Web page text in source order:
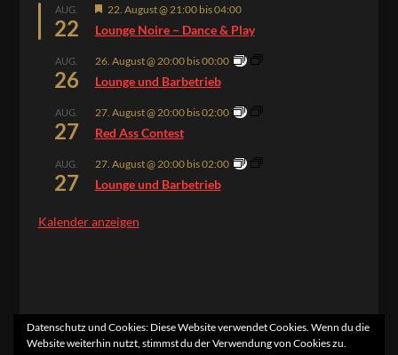
AUG.
22
Hervorgehoben
22. August @ 21:00bis04:00
Lounge Noire – Dance & Play
AUG.
26
26. August @ 20:00bis00:00
Lounge und Barbetrieb
AUG.
27
27. August @ 20:00bis02:00
Red Ass Contest
AUG.
27
27. August @ 20:00bis02:00
Lounge und Barbetrieb
Kalender anzeigen
Datenschutz und Cookies: Diese Website verwendet Cookies. Wenn du die
Website weiterhin nutzt, stimmst du der Verwendung von Cookies zu.